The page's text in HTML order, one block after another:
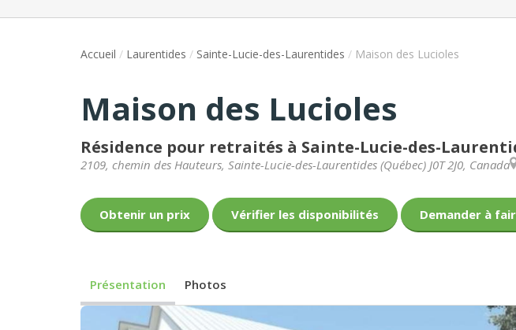
Accueil / Laurentides / Sainte-Lucie-des-Laurentides / Maison des Lucioles
Maison des Lucioles
Résidence pour retraités à Sainte-Lucie-des-
2109, chemin des Hauteurs, Sainte-Lucie-des-Laurentides (Québec) J0T 2J0, Canada
Obtenir un prix Vérifier les disponibilités Demander à
Présentation Photos